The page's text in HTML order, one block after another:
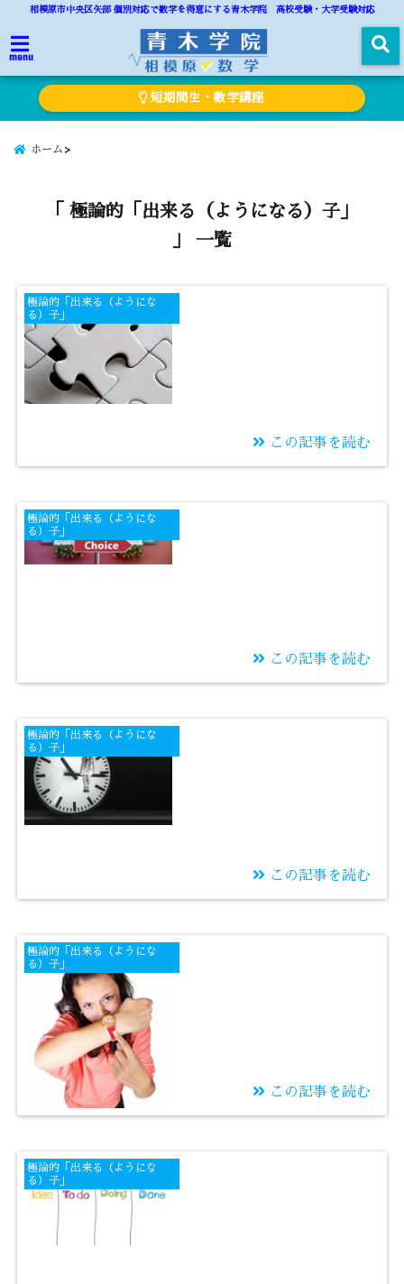
相模原市中央区矢部 個別対応で数学を得意にする青木学院 高校受験・大学受験対応
menu
短期間生・数学講座
ホーム
「 極論的「出来る（ようになる）子」
」 一覧
極論的「出来る（ようにな
る）子」
る
この記事を読む
極論的「出来る（ようにな
る）子」
うに学力を上げる
この記事を読む
極論的「出来る（ようにな
る）子」
眠をコントロールする
この記事を読む
極論的「出来る（ようにな
る）子」
この記事を読む
極論的「出来る（ようにな
る）子」